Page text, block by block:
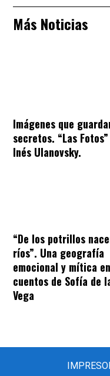
Más Noticias
Imágenes que
secretos. “Las
Inés Ulanovsky.
“De los potrillos
ríos”. Una geografía
emocional y mítica
cuentos de Sofía de
Vega